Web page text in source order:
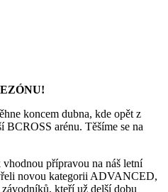
koncem dubna, kde opět z
BCROSS arénu. Těšíme se na
přípravou na náš letní
novou kategorii ADVANCED,
kteří už delší dobu